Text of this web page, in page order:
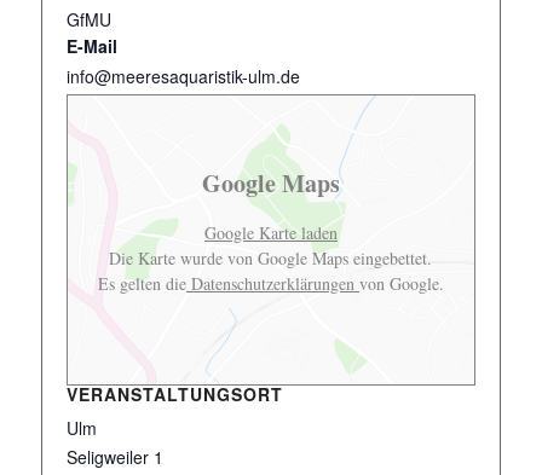
GfMU
E-Mail
info@meeresaquaristik-ulm.de
VERANSTALTUNGSORT
Ulm
Seligweiler 1
Google Maps
Google Karte laden
Die Karte wurde von Google Maps eingebettet.
Es gelten dieDatenschutzerklärungen von Google.